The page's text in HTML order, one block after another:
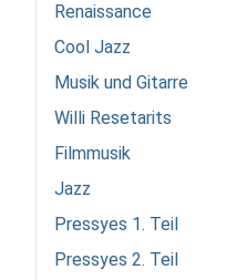
Renaissance
Cool Jazz
Musik und Gitarre
Willi Resetarits
Filmmusik
Jazz
Pressyes 1. Teil
Pressyes 2. Teil